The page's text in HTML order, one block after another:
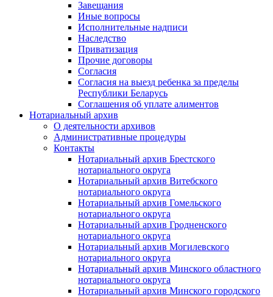
Завещания
Иные вопросы
Исполнительные надписи
Наследство
Приватизация
Прочие договоры
Согласия
Согласия на выезд ребенка за пределы
Республики Беларусь
Соглашения об уплате алиментов
Нотариальный архив
О деятельности архивов
Административные процедуры
Контакты
Нотариальный архив Брестского
нотариального округа
Нотариальный архив Витебского
нотариального округа
Нотариальный архив Гомельского
нотариального округа
Нотариальный архив Гродненского
нотариального округа
Нотариальный архив Могилевского
нотариального округа
Нотариальный архив Минского областного
нотариального округа
Нотариальный архив Минского городского